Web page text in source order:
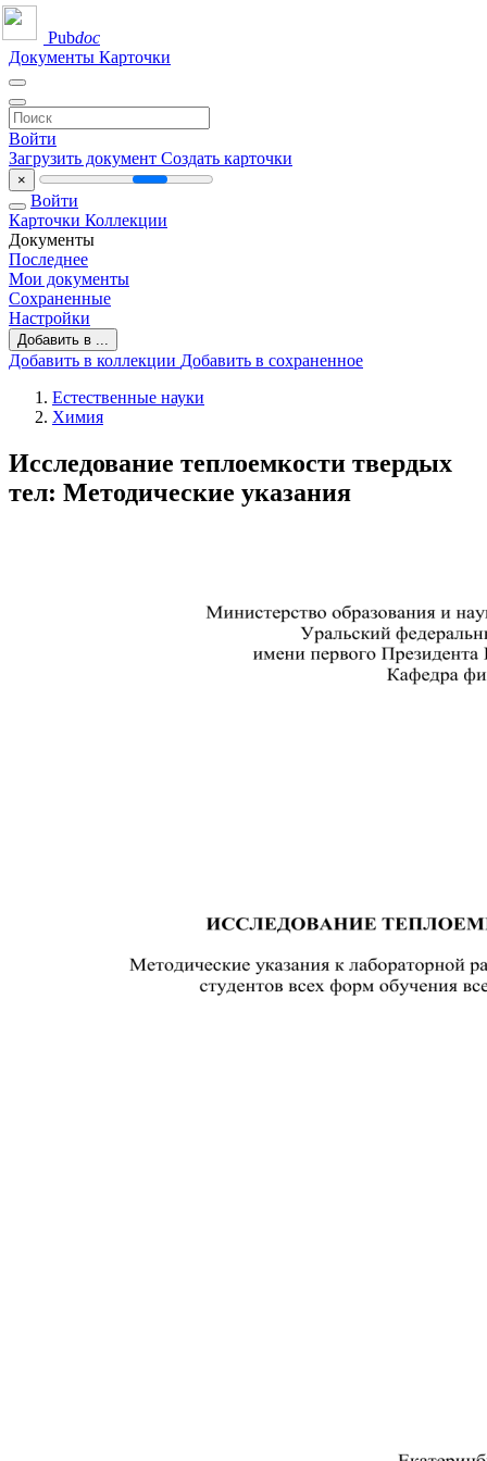
Pubdoc
Документы Карточки
Войти
Загрузить документ Создать карточки
×
Войти
Карточки Коллекции
Документы
Последнее
Мои документы
Сохраненные
Настройки
Добавить в ...
Добавить в коллекции Добавить в сохраненное
Естественные науки
Химия
Исследование теплоемкости твердых
тел: Методические указания